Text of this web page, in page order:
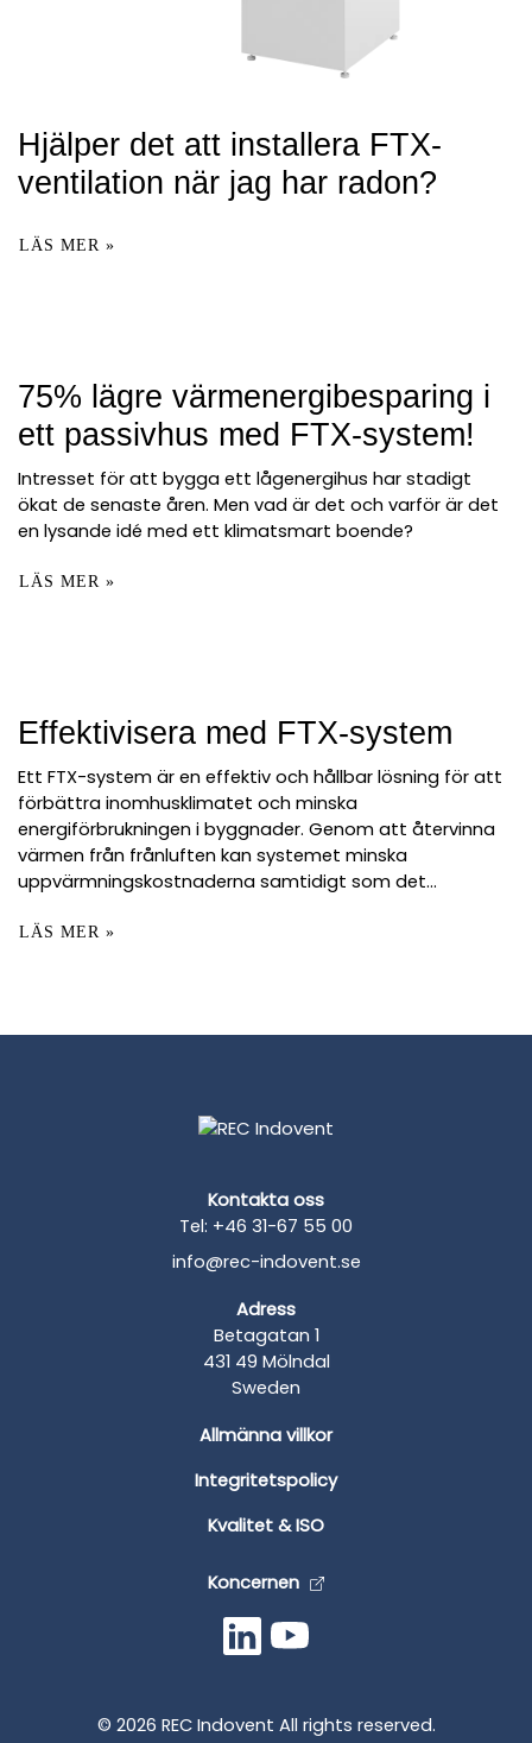
Hjälper det att installera FTX-
ventilation när jag har radon?
LÄS MER »
75% lägre värmenergibesparing i
ett passivhus med FTX-system!
Intresset för att bygga ett lågenergihus har stadigt
ökat de senaste åren. Men vad är det och varför är det
en lysande idé med ett klimatsmart boende?
LÄS MER »
Effektivisera med FTX-system
Ett FTX-system är en effektiv och hållbar lösning för att
förbättra inomhusklimatet och minska
energiförbrukningen i byggnader. Genom att återvinna
värmen från frånluften kan systemet minska
uppvärmningskostnaderna samtidigt som det...
LÄS MER »
Kontakta oss
Tel: +46 31-67 55 00
info@rec-indovent.se
Adress
Betagatan 1
431 49 Mölndal
Sweden
Allmänna villkor
Integritetspolicy
Kvalitet & ISO
Koncernen
© 2026 REC Indovent All rights reserved.